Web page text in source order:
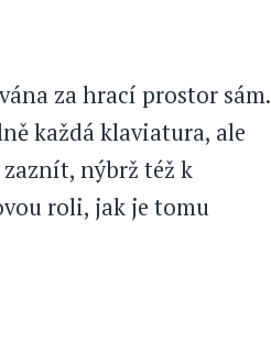
za hrací prostor sám.
každá klaviatura, ale
nýbrž též k
roli, jak je tomu